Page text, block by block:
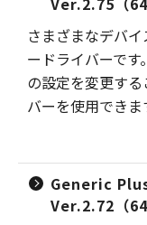
さまざまなデバ
ードライバーで
の設定を変更す
バーを使用できま
Generic
Ver.2.72（